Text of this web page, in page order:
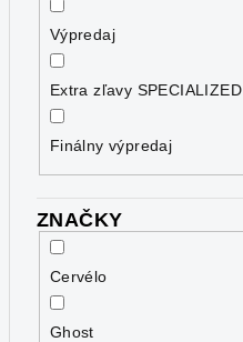
Výpredaj
Extra zľavy SPECIALIZED
Finálny výpredaj
ZNAČKY
Cervélo
Ghost